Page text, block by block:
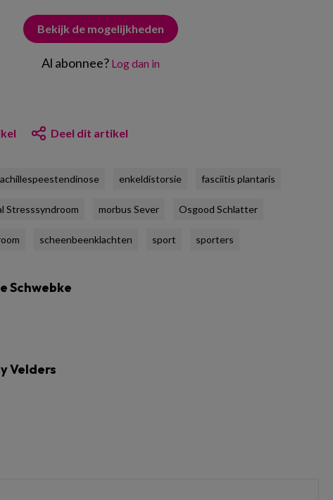
Bekijk de mogelijkheden
Al abonnee? Log dan in
Deel dit artikel
achillespeestendinose enkeldistorsie fasciitis plantaris
Stresssyndroom morbus Sever Osgood Schlatter
scheenbeenklachten sport sporters
Schwebke
Velders